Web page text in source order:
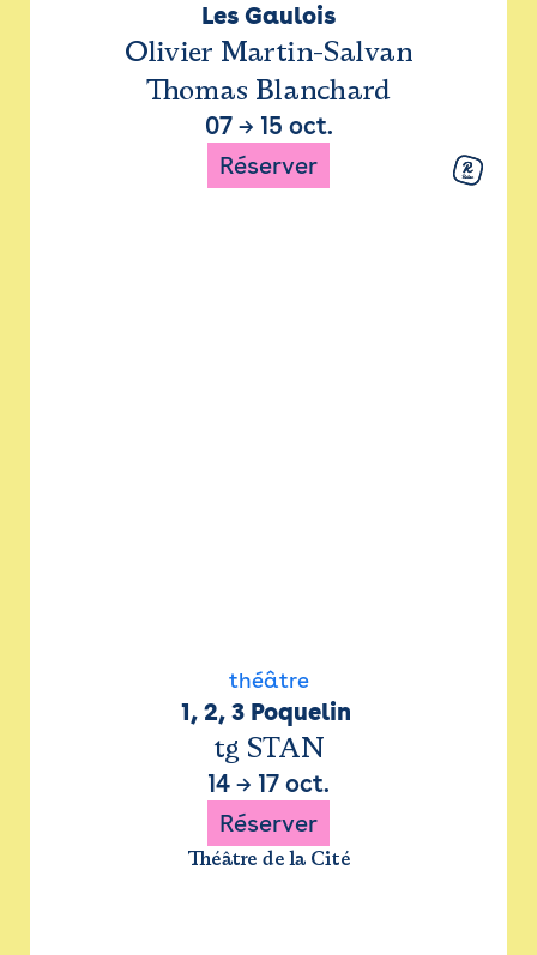
Les Gaulois
Olivier Martin-Salvan
Thomas Blanchard
07→ 15 oct.
Réserver
théâtre
1, 2, 3 Poquelin
tg STAN
14 → 17 oct.
Réserver
Théâtre de la Cité